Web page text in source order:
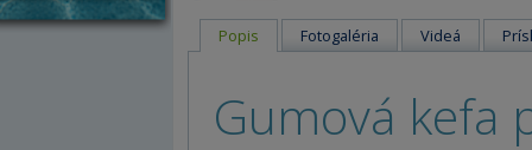
Popis Fotogaléria Videá
Gumová kefa